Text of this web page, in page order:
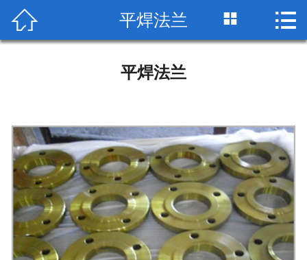
网站首页
荣誉资质
工艺流程
检测设备
生产车间
 平焊法兰  
平焊法兰